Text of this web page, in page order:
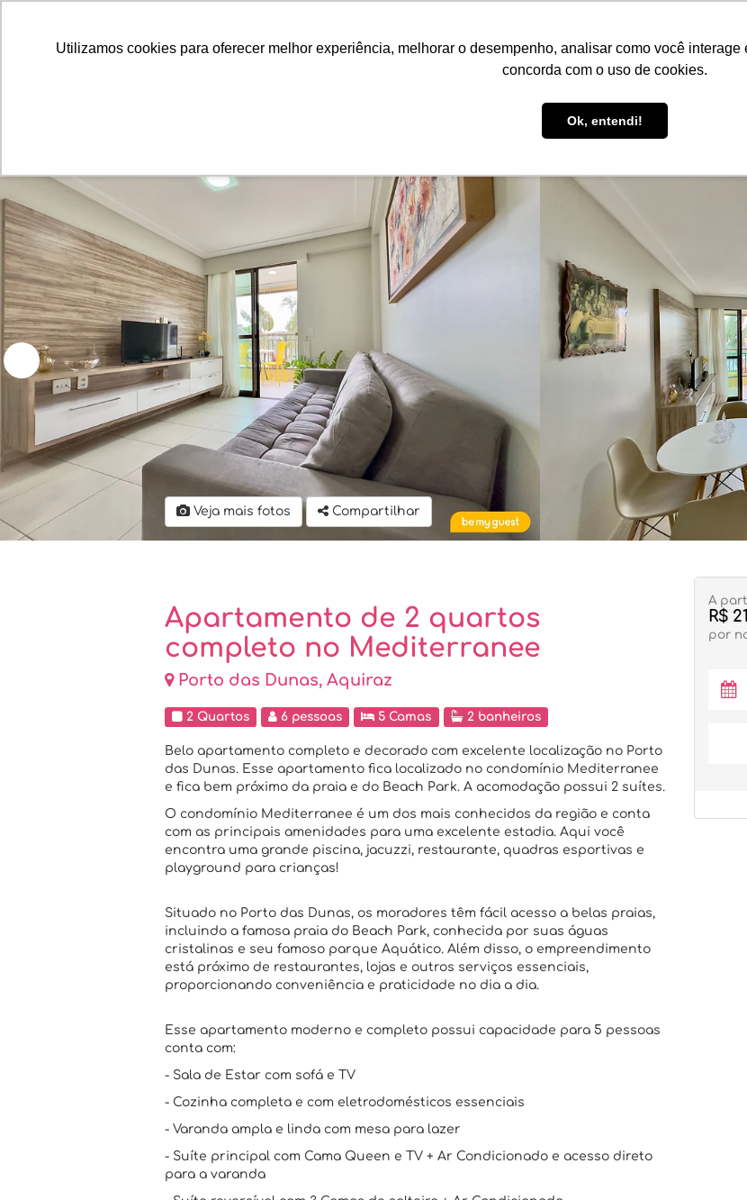
Utilizamos cookies para oferecer melhor experiência, melhorar o desempenho, analisar como você
concorda com o uso de cookies.
Ok, entendi!
Anuncie seu imóvel! Be Guide
Veja mais fotos Compartilhar
Apartamento de 2 quartos
completo no Mediterranee
Porto das Dunas, Aquiraz
2 Quartos 6 pessoas 5 Camas 2 banheiros
Belo apartamento completo e decorado com excelente localização no Porto
das Dunas. Esse apartamento fica localizado no condomínio Mediterranee
e fica bem próximo da praia e do Beach Park. A acomodação possui 2 suítes.
O condomínio Mediterranee é um dos mais conhecidos da região e conta
com as principais amenidades para uma excelente estadia. Aqui você
encontra uma grande piscina, jacuzzi, restaurante, quadras esportivas e
playground para crianças!
Situado no Porto das Dunas, os moradores têm fácil acesso a belas praias,
incluindo a famosa praia do Beach Park, conhecida por suas águas
cristalinas e seu famoso parque Aquático. Além disso, o empreendimento
está próximo de restaurantes, lojas e outros serviços essenciais,
proporcionando conveniência e praticidade no dia a dia.
Esse apartamento moderno e completo possui capacidade para 5 pessoas
conta com:
- Sala de Estar com sofá e TV
- Cozinha completa e com eletrodomésticos essenciais
- Varanda ampla e linda com mesa para lazer
- Suíte principal com Cama Queen e TV + Ar Condicionado e acesso direto
para a varanda
A
R$
por